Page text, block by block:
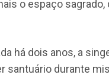
o espaço
há dois anos, a
santuário durante